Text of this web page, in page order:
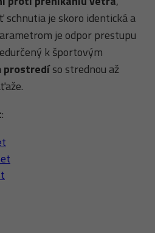
je skoro identická a
je odpor prestupu
k športovým
prostredíso strednou až
: